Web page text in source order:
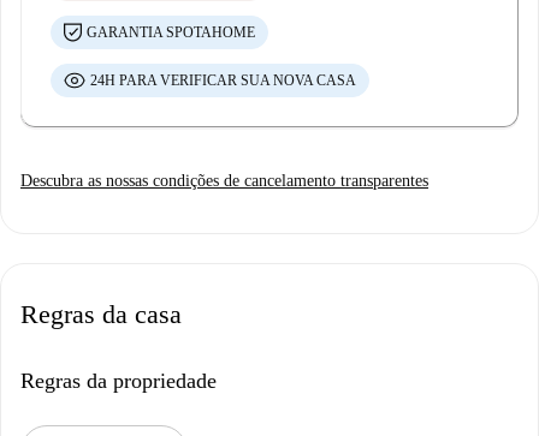
GARANTIA SPOTAHOME
24H PARA VERIFICAR SUA NOVA CASA
Descubra as nossas condições de cancelamento transparentes
Regras da casa
Regras da propriedade